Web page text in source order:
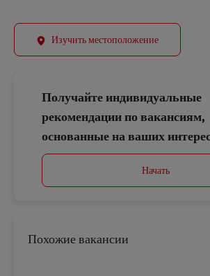
Изучить местоположение
Получайте индивидуальные
рекомендации по вакансиям,
основанные на ваших
Начать
Похожие вакансии